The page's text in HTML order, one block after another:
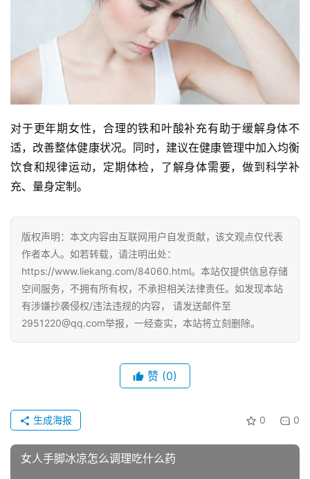
对于更年期女性，合理的铁和叶酸补充有助于缓解身体不
适，改善整体健康状况。同时，建议在健康管理中加入均衡
饮食和规律运动，定期体检，了解身体需要，做到科学补
充、量身定制。
版权声明：本文内容由互联网用户自发贡献，该文观点仅代表
作者本人。如若转载，请注明出处：
https://www.liekang.com/84060.html。本站仅提供信息存储
空间服务，不拥有所有权，不承担相关法律责任。如发现本站
有涉嫌抄袭侵权/违法违规的内容， 请发送邮件至
2951220@qq.com举报，一经查实，本站将立刻删除。
赞 (0)
0 0
生成海报
女人手脚冰凉怎么调理吃什么药